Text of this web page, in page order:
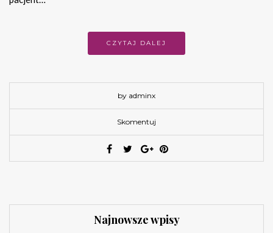
CZYTAJ DALEJ
by adminx
Skomentuj
Najnowsze wpisy